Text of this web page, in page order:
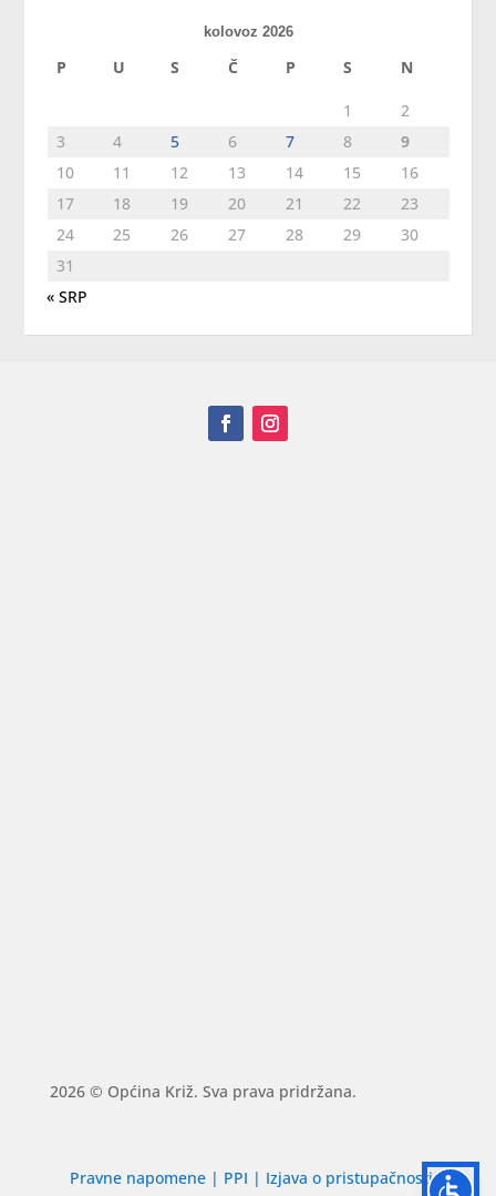
kolovoz 2026
P U S Č P S N
1
2
3
4 5 6 7 8
9
10
11 12 13 14 15
16
17
18 19 20 21 22
23
24
25 26 27 28 29
30
31
« SRP
2026 © Općina Križ. Sva prava pridržana.
Pravne napomene | PPI | Izjava o pristupačnosti|